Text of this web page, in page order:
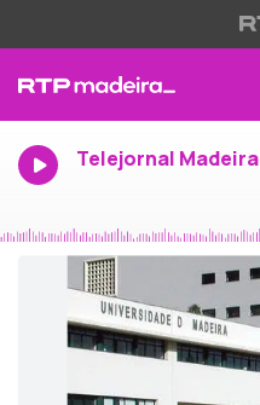
Telejornal Madeira